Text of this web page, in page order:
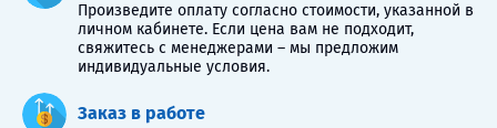
Произведите оплату согласно стоимости, указанной в
личном кабинете. Если цена вам не подходит,
свяжитесь с менеджерами – мы предложим
индивидуальные условия.
Заказ в работе